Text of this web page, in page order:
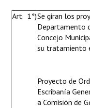
Art. 1°)Se giran los
Departamento
Concejo
su tratamiento
Proyecto de
Escribanía
a Comisión de